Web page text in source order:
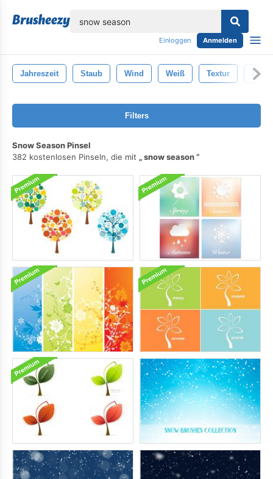
Einloggen Anmelden
Jahreszeit Staub Wind Weiß Textur
Filters
Snow Season Pinsel
382 kostenlosen Pinseln, die mit
snow season